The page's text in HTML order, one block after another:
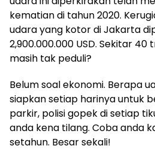
kematian di tahun 2020.
udara yang kotor di Jakarta
2,900.000.000 USD. Sekitar 40
masih tak peduli?
Belum soal ekonomi. Berapa
siapkan setiap harinya untuk
parkir, polisi gopek di setiap
anda kena tilang. Coba anda
setahun. Besar sekali!